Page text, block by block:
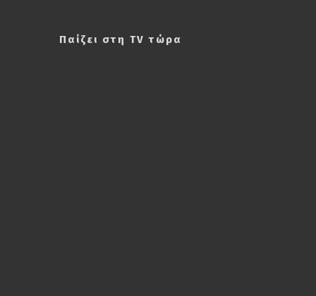
Παίζει στη TV τώρα